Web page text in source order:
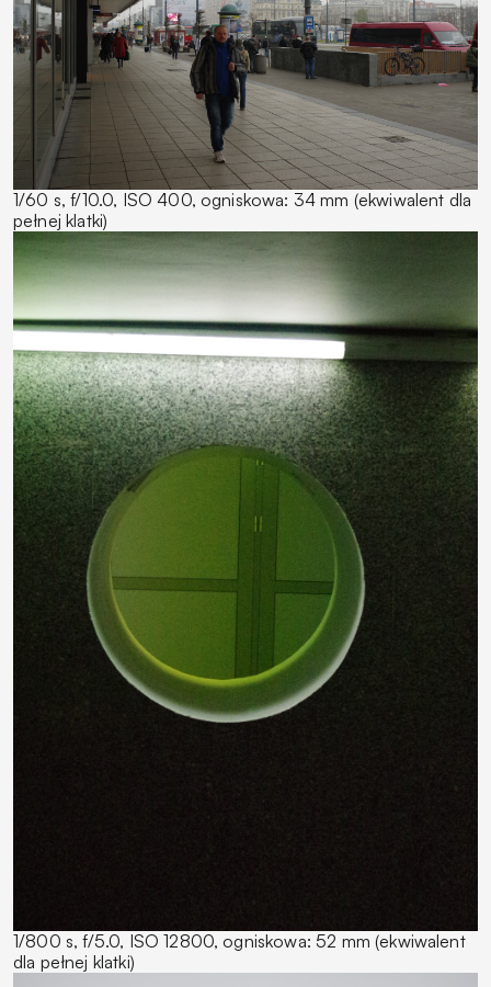
1/60 s, f/10.0, ISO 400, ogniskowa: 34 mm (ekwiwalent dla
pełnej klatki)
1/800 s, f/5.0, ISO 12800, ogniskowa: 52 mm (ekwiwalent
dla pełnej klatki)